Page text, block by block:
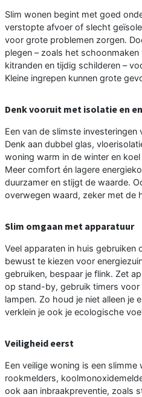
Slim wonen begint met goed
verstopte afvoer of slecht
voor grote problemen zorgen.
plegen – zoals het
kitranden en tijdig schilderen –
Kleine ingrepen kunnen grote
Denk vooruit met isolatie en
Een van de slimste
Denk aan dubbel glas,
woning warm in de winter en
Meer comfort én lagere
duurzamer en stijgt de waarde.
overwegen waard, zeker met de
Slim omgaan met apparatuur
Veel apparaten in huis
bewust te kiezen voor
gebruiken, bespaar je flink. Zet
op stand-by, gebruik timers voor
lampen. Zo houd je niet alleen je
verklein je ook je ecologische
Veiligheid eerst
Een veilige woning is een
rookmelders,
ook aan inbraakpreventie, zoals